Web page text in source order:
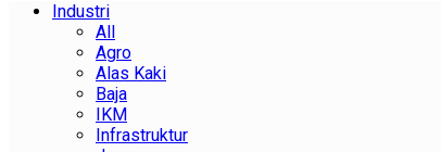
Industri
All
Agro
Alas Kaki
Baja
IKM
Infrastruktur